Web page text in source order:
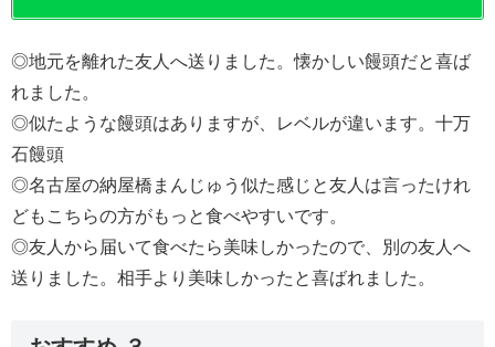
◎地元を離れた友人へ送りました。懐かしい饅頭だと喜ば
れました。
◎似たような饅頭はありますが、レベルが違います。十万
石饅頭
◎名古屋の納屋橋まんじゅう似た感じと友人は言ったけれ
どもこちらの方がもっと食べやすいです。
◎友人から届いて食べたら美味しかったので、別の友人へ
送りました。相手より美味しかったと喜ばれました。